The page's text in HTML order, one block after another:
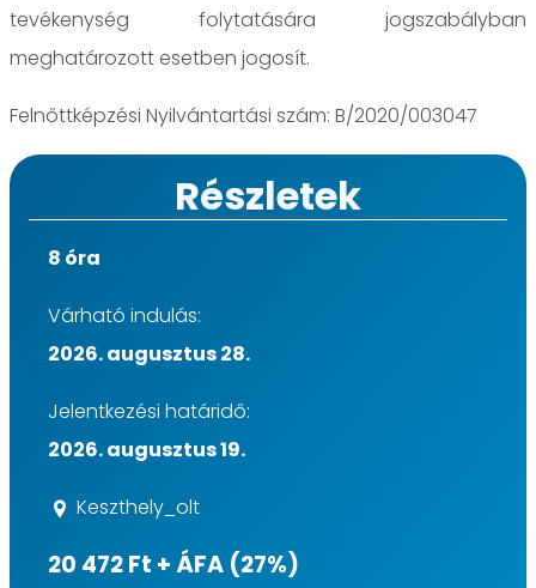
tevékenység folytatására jogszabályban
meghatározott esetben jogosít.
Felnőttképzési Nyilvántartási szám: B/2020/003047
Részletek
8 óra
Várható indulás:
2026. augusztus 28.
Jelentkezési határidő:
2026. augusztus 19.
Keszthely_olt
20 472 Ft + ÁFA (27%)